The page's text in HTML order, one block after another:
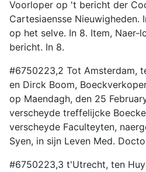
Voorloper op 't bericht der
Cartesiaensse Nieuwigheden.
op het selve. In 8. Item, Naer-
bericht. In 8.
#6750223,2 Tot Amsterdam,
en Dirck Boom,
op Maendagh, den 25
verscheyde treffelijcke
verscheyde Faculteyten,
Syen, in sijn Leven Med.
#6750223,3 t'Utrecht, ten